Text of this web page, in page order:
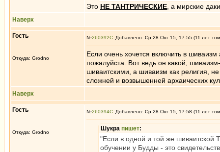
Это НЕ ТАНТРИЧЕСКИЕ , а мирские
Наверх
Гость
Откуда: Grodno
№260392 Добавлено: Ср 28 Окт 15, 17:55 (11 лет
Если очень хочется включить в
пожалуйста. Вот ведь он какой,
шиваитскими, а шиваизм как религия,
сложней и возвышенней архаических
Наверх
Гость
Откуда: Grodno
№260394 Добавлено: Ср 28 Окт 15, 17:58 (11 лет
Шукра пишет:
"Если в одной и той же шиваитской
обучении у Будды - это